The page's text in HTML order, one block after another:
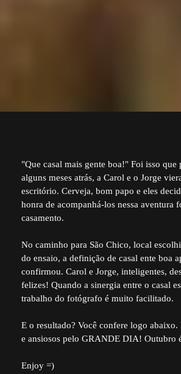
"Que casal mais gente boa!" Foi isso que
alguns meses atrás, a Carol e o Jorge
escritório. Cerveja, bom papo e eles
honra de acompanhá-los nessa aventura
casamento.
No caminho para São Chico, local
do ensaio, a definição de casal ente boa
confirmou. Carol e Jorge, inteligentes,
felizes! Quando a sinergia entre o casal
trabalho do fotógrafo é muito facilitado.
E o resultado? Você confere logo abaixo.
e ansiosos pelo GRANDE DIA! Outubro
Enjoy =)